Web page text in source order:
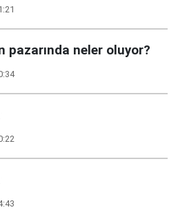
pazarında neler oluyor?